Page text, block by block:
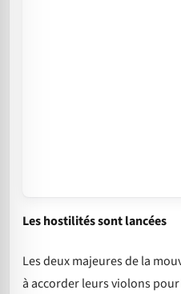
Les hostilités sont lancées
Les deux majeures de la
à accorder leurs violons